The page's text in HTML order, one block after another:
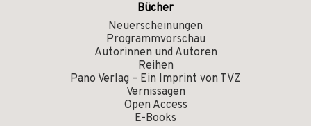
Bücher
Neuerscheinungen
Programmvorschau
Autorinnen und Autoren
Reihen
Pano Verlag – Ein Imprint von TVZ
Vernissagen
Open Access
E-Books